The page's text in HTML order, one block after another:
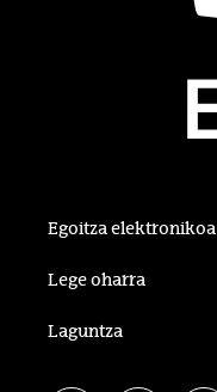
Egoitza elektronikoa
Lege oharra
Laguntza